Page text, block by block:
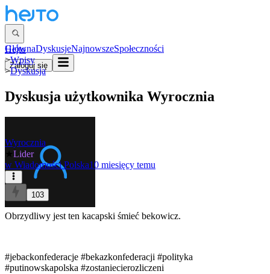
GłównaDyskusjeNajnowszeSpołeczności
Zaloguj się
Hejto
>Wpisy
>Dyskusja
Dyskusja użytkownika Wyrocznia
Wyrocznia
Lider
w Wiadomości Polska10 miesięcy temu
103
Obrzydliwy jest ten kacapski śmieć bekowicz.
#jebackonfederacje #bekazkonfederacji #polityka
#putinowskapolska #zostaniecierozliczeni